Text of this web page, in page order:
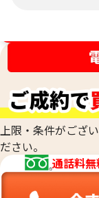
ンピック記念
備考 付属品あり
店舗 福岡天神
上限・条件がござ
ださい。
通話料無